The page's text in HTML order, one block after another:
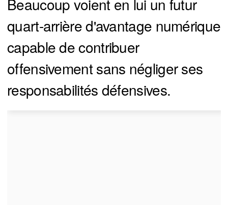
Beaucoup voient en lui un futur
quart-arrière d'avantage numérique
capable de contribuer
offensivement sans négliger ses
responsabilités défensives.